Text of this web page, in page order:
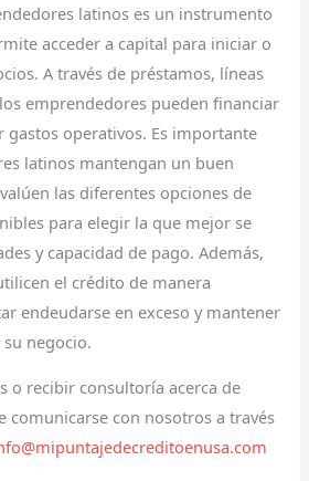
latinos es un instrumento
acceder a capital para iniciar o
A través de préstamos, líneas
emprendedores pueden financiar
gastos operativos. Es importante
latinos mantengan un buen
las diferentes opciones de
para elegir la que mejor se
y capacidad de pago. Además,
el crédito de manera
endeudarse en exceso y mantener
negocio.
o recibir consultoría acerca de
comunicarse con nosotros a través